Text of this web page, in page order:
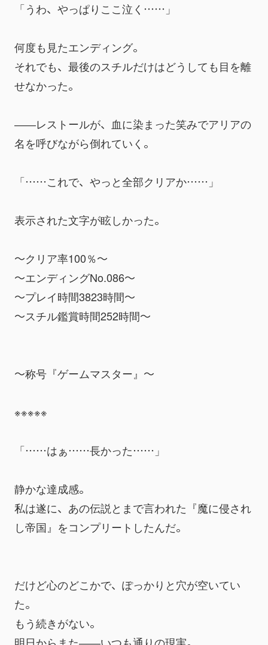
「うわ、やっぱりここ泣く……」
何度も見たエンディング。
それでも、最後のスチルだけはどうしても目を離
せなかった。
――レストールが、血に染まった笑みでアリアの
名を呼びながら倒れていく。
「……これで、やっと全部クリアか……」
表示された文字が眩しかった。
～クリア率100％～
～エンディングNo.086～
～プレイ時間3823時間～
～スチル鑑賞時間252時間～
～称号『ゲームマスター』～
※※※※※
「……はぁ……長かった……」
静かな達成感。
私は遂に、あの伝説とまで言われた『魔に侵され
し帝国』をコンプリートしたんだ。
だけど心のどこかで、ぽっかりと穴が空いてい
た。
もう続きがない。